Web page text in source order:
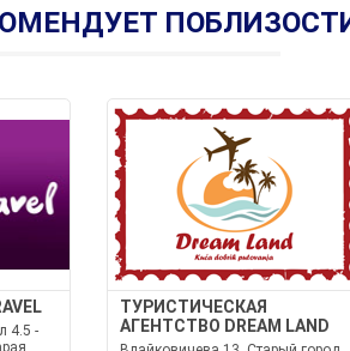
4.5 -
ТУРИСТИЧЕСКАЯ
АГЕНТСТВО DREAM LAND